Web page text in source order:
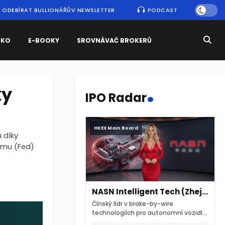
ODEBÍRAT BULLIONÁŘŮV NEWSLETTER PODCAST
E-BOOKY SROVNÁVAČ BROKERŮ
díky
(Fed)
IPO Radar.
HKEX Main Board
NASN Intelligent Tech (Zhejiang)
Čínský lídr v brake-by-wire
technologiích pro autonomní vozidla